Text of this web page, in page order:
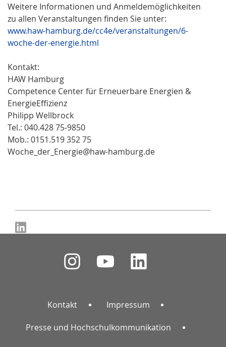
Weitere Informationen und Anmeldemöglichkeiten
zu allen Veranstaltungen finden Sie unter:
www.haw-hamburg.de/cc4e/veranstaltungen/6-
woche-der-energie.html
Kontakt:
HAW Hamburg
Competence Center für Erneuerbare Energien &
EnergieEffizienz
Philipp Wellbrock
Tel.: 040.428 75-9850
Mob.: 0151.519 352 75
Woche_der_Energie@haw-hamburg.de
Kontakt Impressum
Presse und Hochschulkommunikation